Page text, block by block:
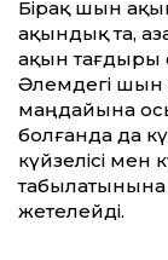
Бірақ шын
ақындық та,
ақын тағдыры
Әлемдегі
маңдайына
болғанда да
күйзелісі мен
табылатынына
жетелейді.